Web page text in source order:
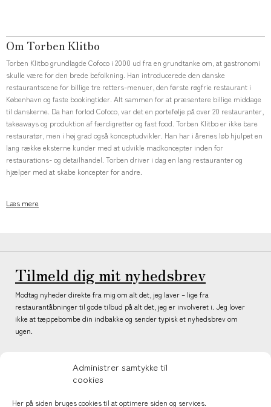
Administrer samtykke til
cookies
Her på siden bruges cookies til at optimere siden og services.
Om Torben Klitbo
Torben Klitbo grundlagde Cofoco i 2000 ud fra en grundtanke om, at gastronomi
skulle være for den brede befolkning. Han introducerede den danske
restaurantscene for billige tre retters-menuer, den første røgfrie restaurant i
København og faste bookingtider. Alt sammen for at præsentere billige middage
til danskerne. Da han forlod Cofoco, var det en portefølje på over 20 restauranter,
takeaways og produktion af færdigretter og fast food. Torben Klitbo er ikke bare
restauratør, men i høj grad også konceptudvikler. Han har i årenes løb hjulpet en
lang række eksterne kunder med at udvikle madkoncepter inden for
restaurations- og detailhandel. Torben driver i dag en lang restauranter og
hjælper med at skabe koncepter for andre.
Læs mere
Tilmeld dig mit nyhedsbrev
Modtag nyheder direkte fra mig om alt det, jeg laver – lige fra
restaurantåbninger til gode tilbud på alt det, jeg er involveret i. Jeg lover
ikke at tæppebombe din indbakke og sender typisk et nyhedsbrev om
ugen.